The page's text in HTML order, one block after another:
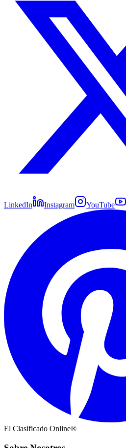
LinkedIn Instagram YouTube
El Clasificado Online®